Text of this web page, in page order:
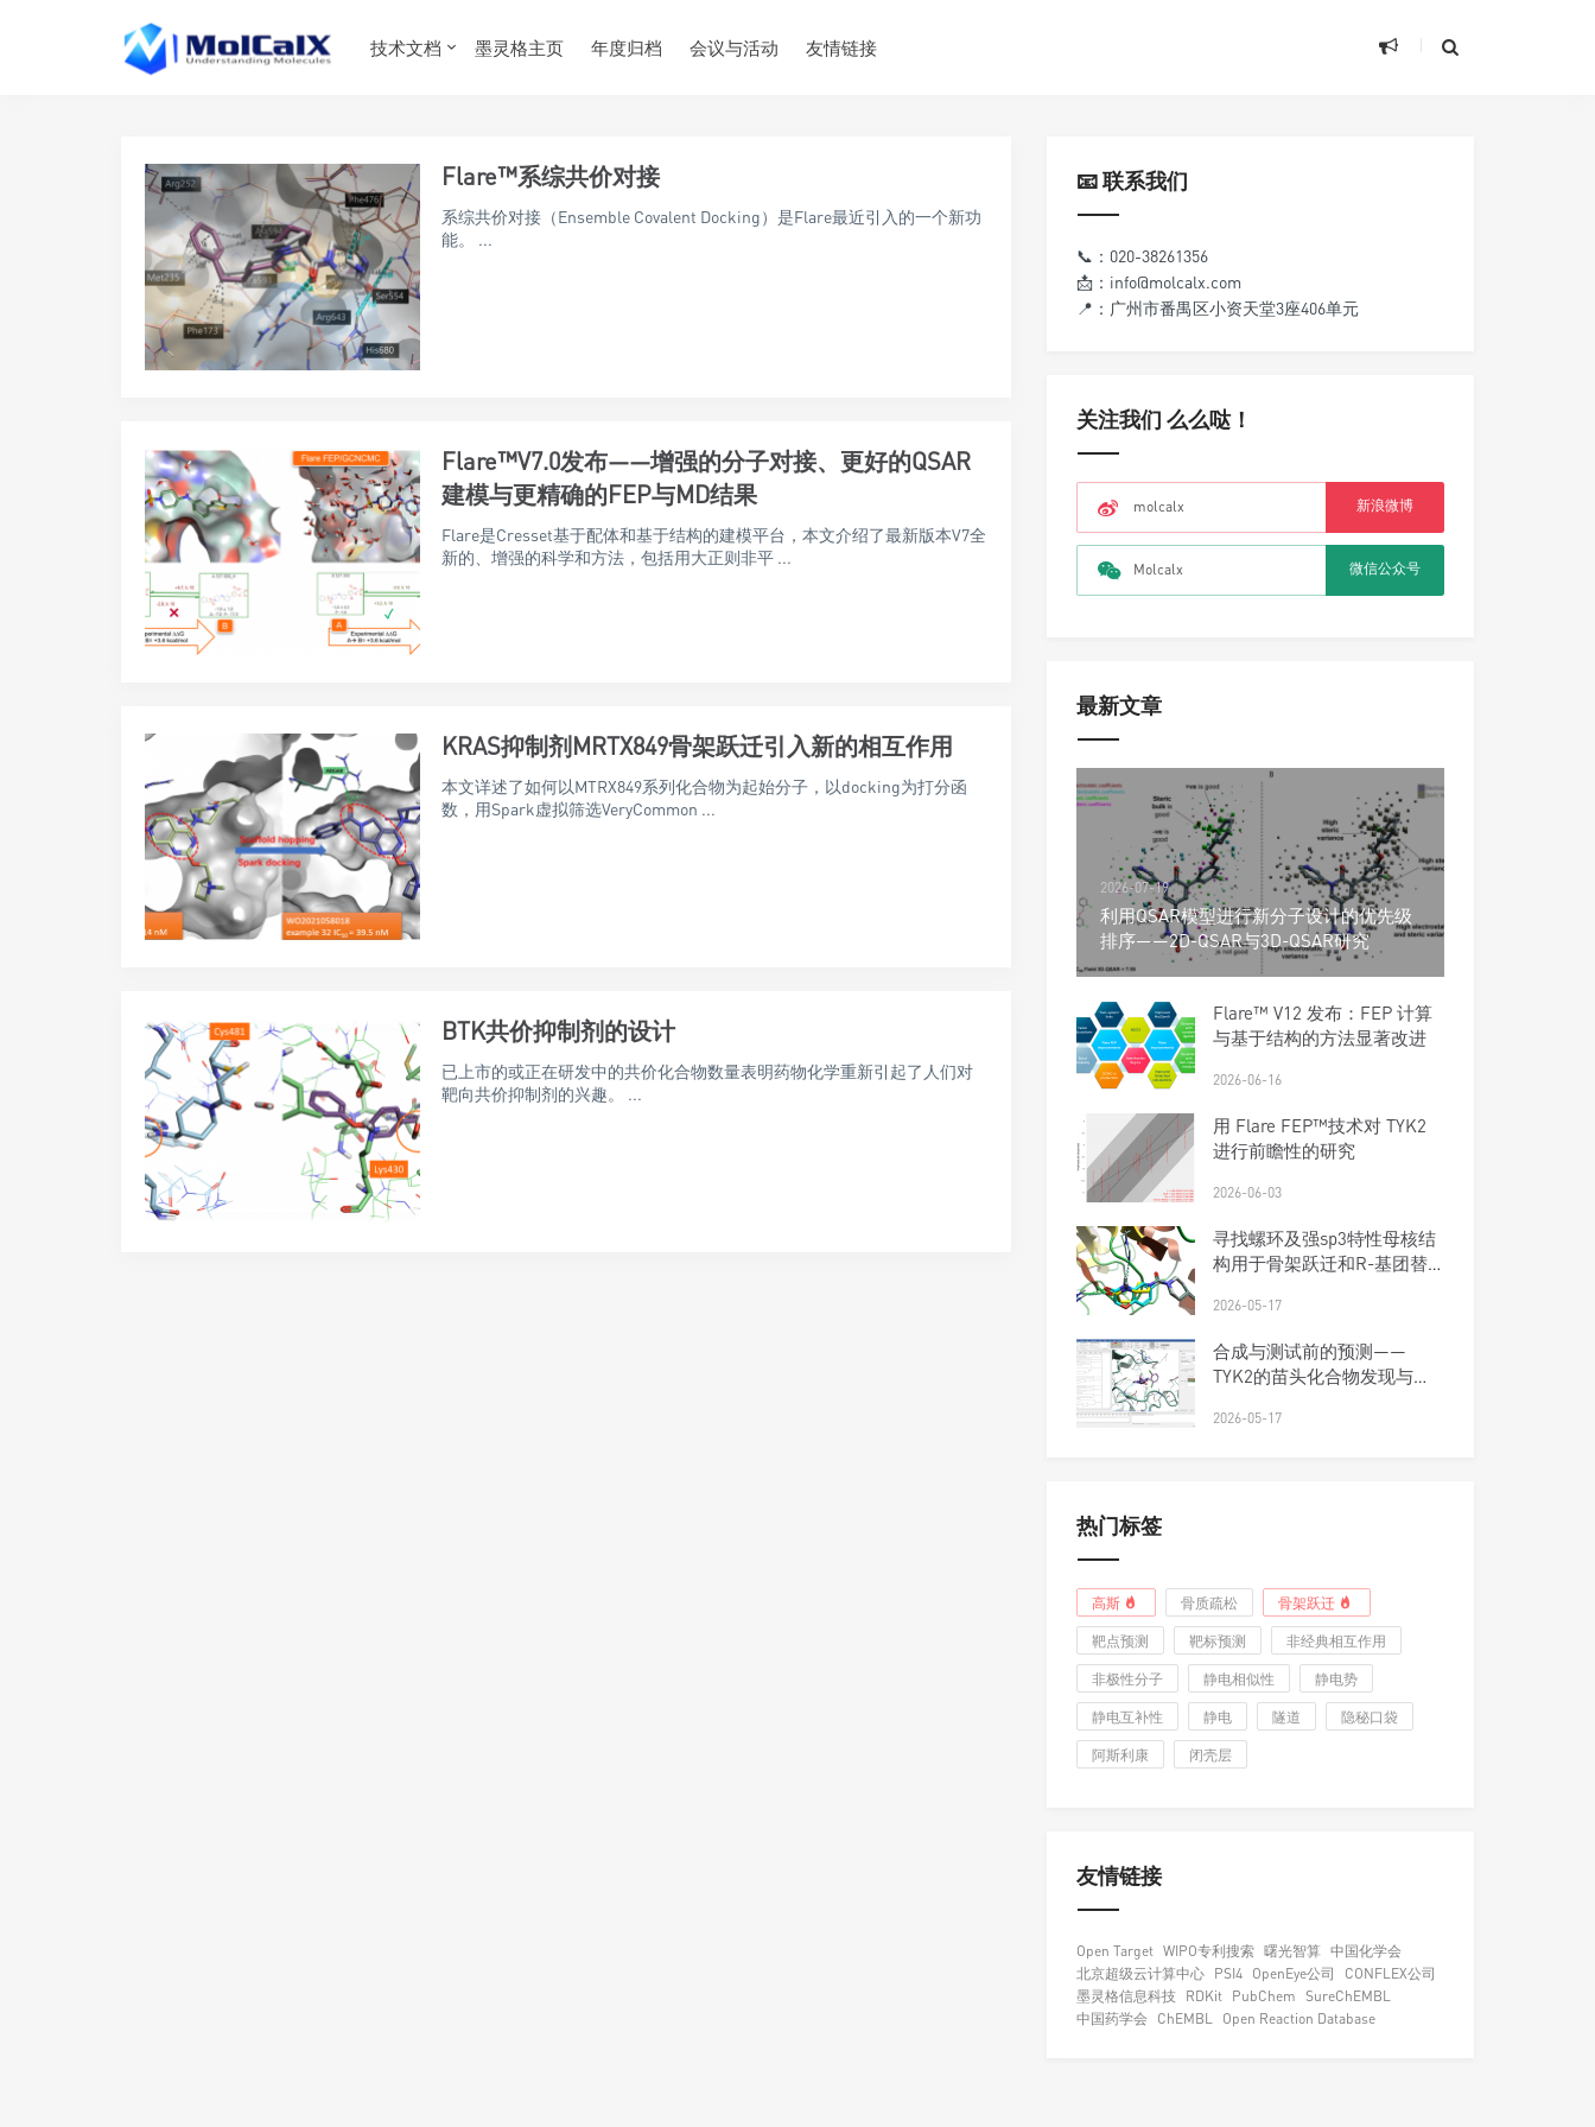
技术文档 墨灵格主页 年度归档 会议与活动 友情链接
Flare™系综共价对接
系综共价对接（Ensemble Covalent Docking）是Flare最近引入的一个新功
能。 ...
Flare™V7.0发布——增强的分子对接、更好的QSAR
建模与更精确的FEP与MD结果
Flare是Cresset基于配体和基于结构的建模平台，本文介绍了最新版本V7全
新的、增强的科学和方法，包括用大正则非平 ...
KRAS抑制剂MRTX849骨架跃迁引入新的相互作用
本文详述了如何以MTRX849系列化合物为起始分子，以docking为打分函
数，用Spark虚拟筛选VeryCommon ...
BTK共价抑制剂的设计
已上市的或正在研发中的共价化合物数量表明药物化学重新引起了人们对
靶向共价抑制剂的兴趣。 ...
📧 联系我们
📞：020-38261356
📩：info@molcalx.com
📍：广州市番禺区小资天堂3座406单元
关注我们 么么哒！
molcalx 新浪微博
Molcalx 微信公众号
最新文章
2026-07-19
利用QSAR模型进行新分子设计的优先级
排序——2D-QSAR与3D-QSAR研究
Flare™ V12 发布：FEP 计算
与基于结构的方法显著改进
2026-06-16
用 Flare FEP™技术对 TYK2
进行前瞻性的研究
2026-06-03
寻找螺环及强sp3特性母核结
构用于骨架跃迁和R-基团替
2026-05-17
合成与测试前的预测——
TYK2的苗头化合物发现与优
2026-05-17
热门标签
高斯 骨质疏松 骨架跃迁
靶点预测 靶标预测 非经典相互作用
非极性分子 静电相似性 静电势
静电互补性 静电 隧道 隐秘口袋
阿斯利康 闭壳层
友情链接
Open Target WIPO专利搜索 曙光智算 中国化学会
北京超级云计算中心 PSI4 OpenEye公司
CONFLEX公司
墨灵格信息科技 RDKit PubChem
SureChEMBL
中国药学会 ChEMBL Open Reaction Database